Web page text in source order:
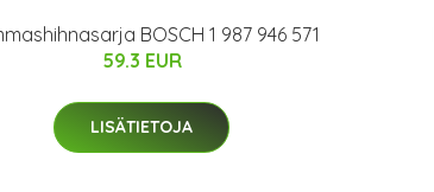
BOSCH 1 987 946 571
59.3 EUR
LISÄTIETOJA